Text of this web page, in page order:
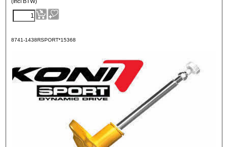
8741-1438RSPORT*15368